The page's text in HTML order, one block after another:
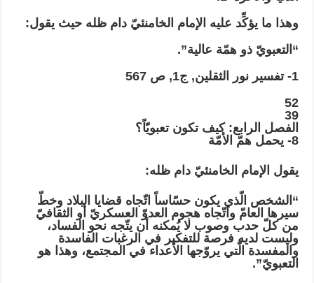
وهذا ما يؤكِّد عليه الإمام الخامنئيّ دام ظله حيث يقول:
“التعبويّ ذو همّة عالية”.
1- تفسير نور الثقلين, ج1, ص 567
52
39
الفصل الرابع: كيف تكون تعبويّاً؟
8- يحمل همّ الأمّة
يقول الإمام الخامنئيّ دام ظله:
“الشخص الّذي يكون حسّاساً اتّجاه قضايا البلاد وخطّ
سيرها العامّ واتّجاه هجوم العدوّ العسكريّ أو الثقافيّ
من كلّ حدب وصوب لا يُمكنه أن يتّجه نحو الفساد،
وليست لديه فرصة للتفكير في الرغبات الفاسدة
والمفسدة الّتي يروّجها الأعداء في المجتمع، وهذا هو
التعبويّ”.